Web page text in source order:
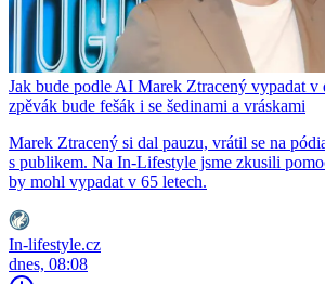
Jak bude podle AI Marek Ztracený vypadat
zpěvák bude fešák i se šedinami a vráskami
Marek Ztracený si dal pauzu, vrátil se na
s publikem. Na In-Lifestyle jsme zkusili
by mohl vypadat v 65 letech.
In-lifestyle.cz
dnes, 08:08